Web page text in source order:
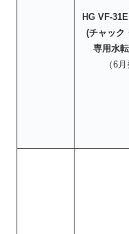
HG VF-
(チャック
専用水
（6